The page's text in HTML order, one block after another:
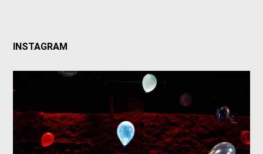
INSTAGRAM